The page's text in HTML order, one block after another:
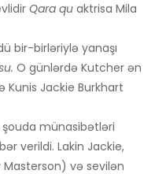
Qara qu aktrisa Mila
bir-birləriylə yanaşı
O günlərdə Kutcher ən
Kunis Jackie Burkhart
şouda münasibətləri
verildi. Lakin Jackie,
Masterson) və sevilən